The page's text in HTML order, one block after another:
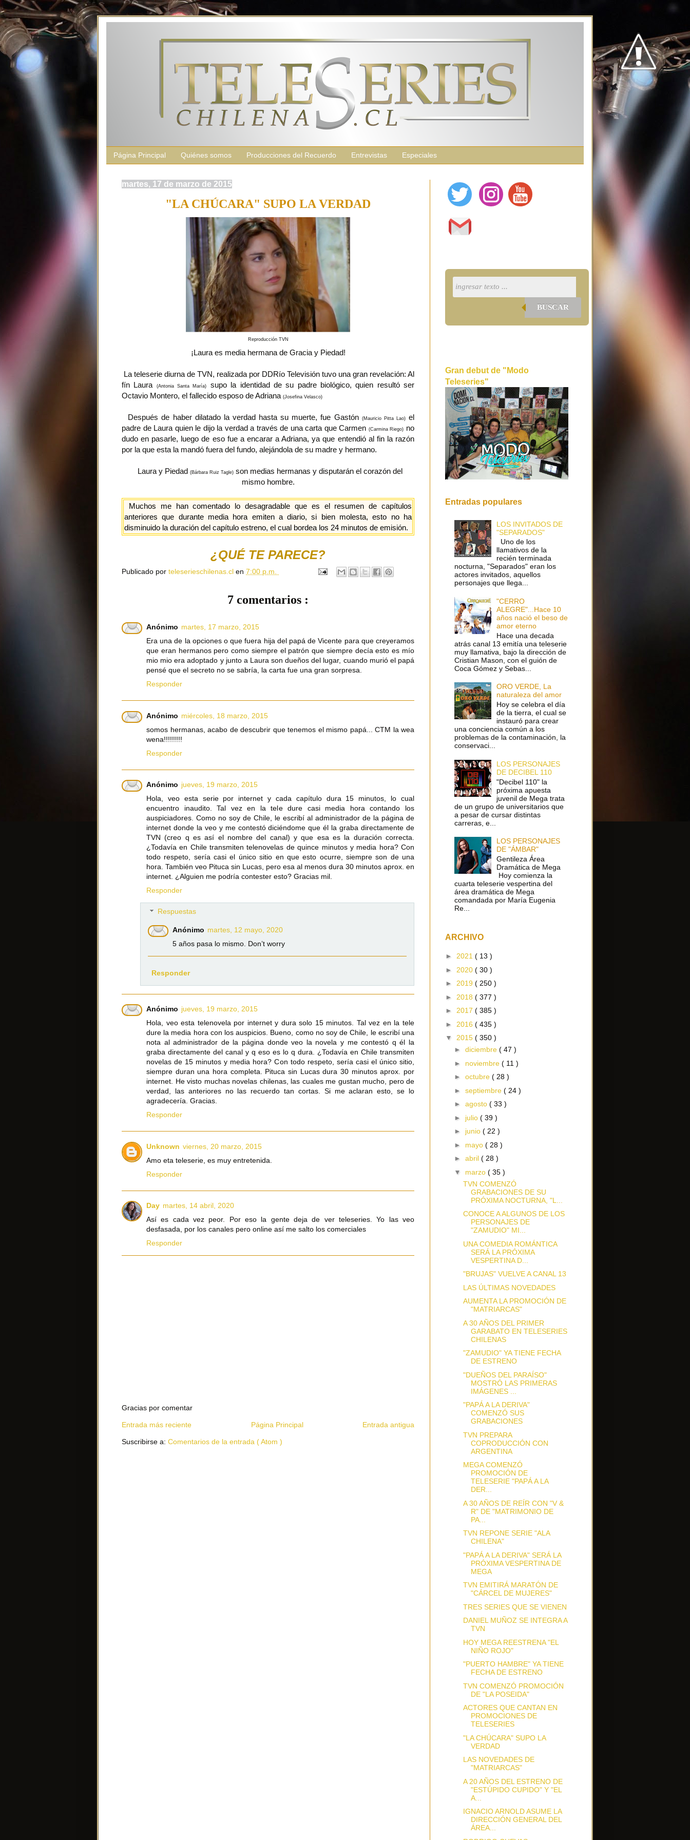
Página Principal Quiénes somos Producciones del Recuerdo Entrevistas Especiales
martes, 17 de marzo de 2015
"LA CHÚCARA" SUPO LA VERDAD
Reproducción TVN
¡Laura es media hermana de Gracia y Piedad!
La teleserie diurna de TVN, realizada por DDRío Televisión tuvo una gran revelación: Al
fín Laura
(Antonia Santa María)
supo la identidad de su padre biológico, quien resultó ser
Octavio Montero, el fallecido esposo de Adriana (Josefina Velasco)
Después de haber dilatado la verdad hasta su muerte, fue Gastón (Mauricio Pitta Lao)el
padre de Laura quien le dijo la verdad a través de una carta que Carmen (Carmina Riego) no
dudo en pasarle, luego de eso fue a encarar a Adriana, ya que entendió al fin la razón
por la que esta la mandó fuera del fundo, alejándola de su madre y hermano.
Laura y Piedad (Bárbara Ruiz Tagle) son medias hermanas y disputarán el corazón del
mismo hombre.
Muchos me han comentado lo desagradable que es el resumen de capítulos
anteriores que durante media hora emiten a diario, si bien molesta, esto no ha
disminuido la duración del capítulo estreno, el cual bordea los 24 minutos de emisión.
¿QUÉ TE PARECE?
Publicado por teleserieschilenas.cl en 7:00 p.m.
7 comentarios :
Anónimo martes, 17 marzo, 2015
Era una de la opciones o que fuera hija del papá de Vicente para que creyeramos
que eran hermanos pero como siempre el patrón que siempre decía esto es mío
mio mio era adoptado y junto a Laura son dueños del lugar, cuando murió el papá
pensé que el secreto no se sabría, la carta fue una gran sorpresa.
Responder
Anónimo miércoles, 18 marzo, 2015
somos hermanas, acabo de descubrir que tenemos el mismo papá... CTM la wea
wena!!!!!!!!!
Responder
Anónimo jueves, 19 marzo, 2015
Hola, veo esta serie por internet y cada capítulo dura 15 minutos, lo cual
encuentro inaudito. Tal vez en la tele dure casi media hora contando los
auspiciadores. Como no soy de Chile, le escribí al administrador de la página de
internet donde la veo y me contestó diciéndome que él la graba directamente de
TVN (creo q es así el nombre del canal) y que esa es la duración correcta.
¿Todavía en Chile transmiten telenovelas de quince minutos y media hora? Con
todo respeto, sería casi el único sitio en que esto ocurre, siempre son de una
hora. También veo Pituca sin Lucas, pero esa al menos dura 30 minutos aprox. en
internet. ¿Alguien me podría contester esto? Gracias mil.
Responder
Respuestas
Anónimo martes, 12 mayo, 2020
5 años pasa lo mismo. Don’t worry
Responder
Anónimo jueves, 19 marzo, 2015
Hola, veo esta telenovela por internet y dura solo 15 minutos. Tal vez en la tele
dure la media hora con los auspicios. Bueno, como no soy de Chile, le escribí una
nota al administrador de la página donde veo la novela y me contestó q él la
graba directamente del canal y q eso es lo q dura. ¿Todavía en Chile transmiten
novelas de 15 minutos y media hora? Con todo respeto, sería casi el único sitio,
siempre duran una hora completa. Pituca sin Lucas dura 30 minutos aprox. por
internet. He visto muchas novelas chilenas, las cuales me gustan mucho, pero de
verdad, las anteriores no las recuerdo tan cortas. Si me aclaran esto, se lo
agradecería. Gracias.
Responder
Unknown viernes, 20 marzo, 2015
Amo eta teleserie, es muy entretenida.
Responder
Day martes, 14 abril, 2020
Así es cada vez peor. Por eso la gente deja de ver teleseries. Yo las veo
desfasada, por los canales pero online así me salto los comerciales
Responder
Gracias por comentar
Entrada más reciente Entrada antigua
Página Principal
Suscribirse a: Comentarios de la entrada ( Atom )
BUSCAR
Gran debut de "Modo
Teleseries"
Entradas populares
LOS INVITADOS DE
"SEPARADOS"
Uno de los
llamativos de la
recién terminada
nocturna, "Separados" eran los
actores invitados, aquellos
personajes que llega...
"CERRO
ALEGRE"...Hace 10
años nació el beso de
amor eterno
Hace una decada
atrás canal 13 emitía una teleserie
muy llamativa, bajo la dirección de
Cristian Mason, con el guión de
Coca Gómez y Sebas...
ORO VERDE, La
naturaleza del amor
Hoy se celebra el día
de la tierra, el cual se
instauró para crear
una conciencia común a los
problemas de la contaminación, la
conservaci...
LOS PERSONAJES
DE DECIBEL 110
"Decibel 110" la
próxima apuesta
juvenil de Mega trata
de un grupo de universitarios que
a pesar de cursar distintas
carreras, e...
LOS PERSONAJES
DE "ÁMBAR"
Gentileza Área
Dramática de Mega
Hoy comienza la
cuarta teleserie vespertina del
área dramática de Mega
comandada por María Eugenia
Re...
ARCHIVO
► 2021 ( 13 )
► 2020 ( 30 )
► 2019 ( 250 )
► 2018 ( 377 )
► 2017 ( 385 )
► 2016 ( 435 )
▼ 2015 ( 350 )
► diciembre ( 47 )
► noviembre ( 11 )
► octubre ( 28 )
► septiembre ( 24 )
► agosto ( 33 )
► julio ( 39 )
► junio ( 22 )
► mayo ( 28 )
► abril ( 28 )
▼ marzo ( 35 )
TVN COMENZÓ
GRABACIONES DE SU
PRÓXIMA NOCTURNA, "L...
CONOCE A ALGUNOS DE LOS
PERSONAJES DE
"ZAMUDIO" MI...
UNA COMEDIA ROMÁNTICA
SERÁ LA PRÓXIMA
VESPERTINA D...
"BRUJAS" VUELVE A CANAL 13
LAS ÚLTIMAS NOVEDADES
AUMENTA LA PROMOCIÓN DE
"MATRIARCAS"
A 30 AÑOS DEL PRIMER
GARABATO EN TELESERIES
CHILENAS
"ZAMUDIO" YA TIENE FECHA
DE ESTRENO
"DUEÑOS DEL PARAÍSO"
MOSTRÓ LAS PRIMERAS
IMÁGENES ...
"PAPÁ A LA DERIVA"
COMENZÓ SUS
GRABACIONES
TVN PREPARA
COPRODUCCIÓN CON
ARGENTINA
MEGA COMENZÓ
PROMOCIÓN DE
TELESERIE "PAPÁ A LA
DER...
A 30 AÑOS DE REÍR CON "V &
R" DE "MATRIMONIO DE
PA...
TVN REPONE SERIE "ALA
CHILENA"
"PAPÁ A LA DERIVA" SERÁ LA
PRÓXIMA VESPERTINA DE
MEGA
TVN EMITIRÁ MARATÓN DE
"CÁRCEL DE MUJERES"
TRES SERIES QUE SE VIENEN
DANIEL MUÑOZ SE INTEGRA A
TVN
HOY MEGA REESTRENA "EL
NIÑO ROJO"
"PUERTO HAMBRE" YA TIENE
FECHA DE ESTRENO
TVN COMENZÓ PROMOCIÓN
DE "LA POSEIDA"
ACTORES QUE CANTAN EN
PROMOCIONES DE
TELESERIES
"LA CHÚCARA" SUPO LA
VERDAD
LAS NOVEDADES DE
"MATRIARCAS"
A 20 AÑOS DEL ESTRENO DE
"ESTÚPIDO CUPIDO" Y "EL
A...
IGNACIO ARNOLD ASUME LA
DIRECCIÓN GENERAL DEL
ÁREA...